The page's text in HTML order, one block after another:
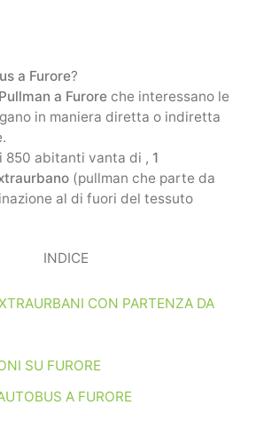
a Furore?
Pullman a Furoreche interessano le
in maniera diretta o indiretta
850 abitanti vanta di , 1
(pullman che parte da
al di fuori del tessuto
INDICE
CON PARTENZA DA
SU FURORE
A FURORE